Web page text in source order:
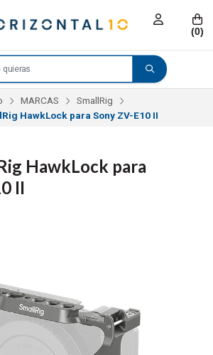
(0)
MARCAS
SmallRig
HawkLock para Sony ZV-E10 II
HawkLock para
II